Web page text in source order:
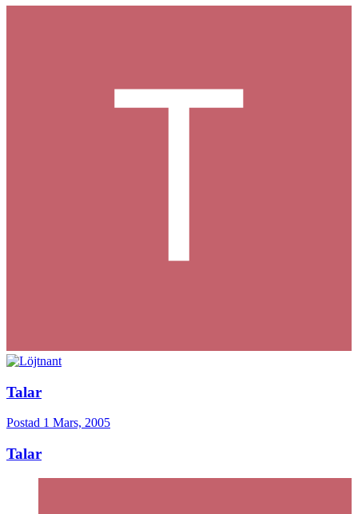
Talar
Postad 1 Mars, 2005
Talar